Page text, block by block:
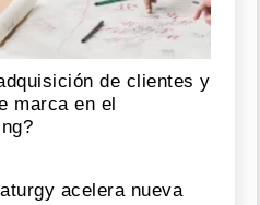
de clientes y
marca en el
acelera nueva